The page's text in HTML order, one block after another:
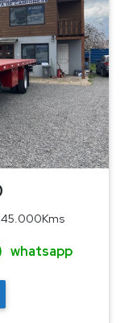
whatsapp